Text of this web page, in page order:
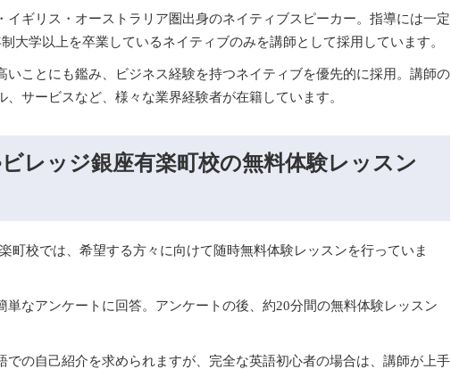
イギリス・オーストラリア圏出身のネイティブスピーカー。指導には一定
大学以上を卒業しているネイティブのみを講師として採用しています。
いことにも鑑み、ビジネス経験を持つネイティブを優先的に採用。講師の
サービスなど、様々な業界経験者が在籍しています。
レッジ銀座有楽町校の無料体験レッスン
町校では、希望する方々に向けて随時無料体験レッスンを行っていま
単なアンケートに回答。アンケートの後、約20分間の無料体験レッスン
での自己紹介を求められますが、完全な英語初心者の場合は、講師が上手